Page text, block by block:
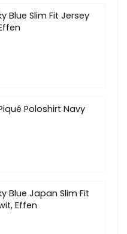
Blue Slim Fit Jersey
Poloshirt Navy
Blue Japan Slim Fit
Effen